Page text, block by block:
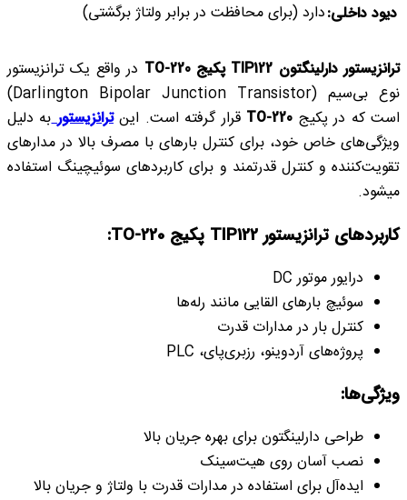
دیود داخلی:دارد (برای محافظت در برابر ولتاژ برگشتی)
ترانزیستور دارلینگتون TIP122 پکیج TO-220
در واقع یک ترانزیستور
نوع بی‌سیم (Darlington Bipolar Junction Transistor)
است که در پکیج TO-220 قرار گرفته است. اینترانزیستور به دلیل
ویژگی‌های خاص خود، برای کنترل بارهای با مصرف بالا در مدارهای
تقویت‌کننده و کنترل قدرتمند و برای کاربردهای سوئیچینگ استفاده
میشود.
کاربردهای ترانزیستور TIP122 پکیج TO-220:
درایور موتور DC
سوئیچ بارهای القایی مانند رله‌ها
کنترل بار در مدارات قدرت
پروژه‌های آردوینو، رزبری‌پای، PLC
ویژگی‌ها:
طراحی دارلینگتون برای بهره جریان بالا
نصب آسان روی هیت‌سینک
ایده‌آل برای استفاده در مدارات قدرت با ولتاژ و جریان بالا